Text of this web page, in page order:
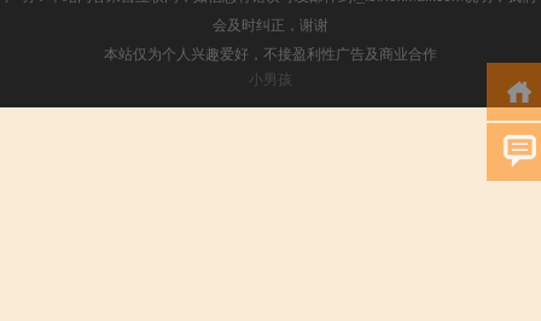
会及时纠正，谢谢
本站仅为个人兴趣爱好，不接盈利性广告及商业合作
小男孩